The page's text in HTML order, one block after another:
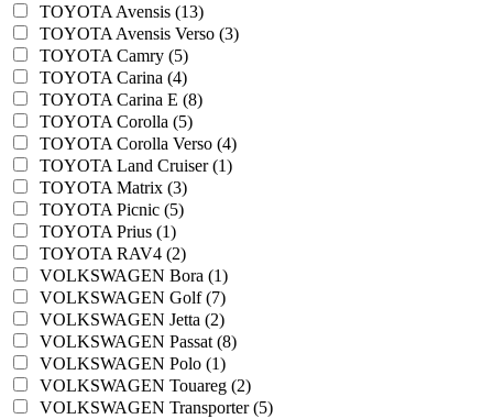
TOYOTA Avensis (13)
TOYOTA Avensis Verso (3)
TOYOTA Camry (5)
TOYOTA Carina (4)
TOYOTA Carina E (8)
TOYOTA Corolla (5)
TOYOTA Corolla Verso (4)
TOYOTA Land Cruiser (1)
TOYOTA Matrix (3)
TOYOTA Picnic (5)
TOYOTA Prius (1)
TOYOTA RAV4 (2)
VOLKSWAGEN Bora (1)
VOLKSWAGEN Golf (7)
VOLKSWAGEN Jetta (2)
VOLKSWAGEN Passat (8)
VOLKSWAGEN Polo (1)
VOLKSWAGEN Touareg (2)
VOLKSWAGEN Transporter (5)